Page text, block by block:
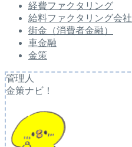
経費ファクタリング
給料ファクタリング会社
街金（消費者金融）
車金融
金策
管理人
金策ナビ！